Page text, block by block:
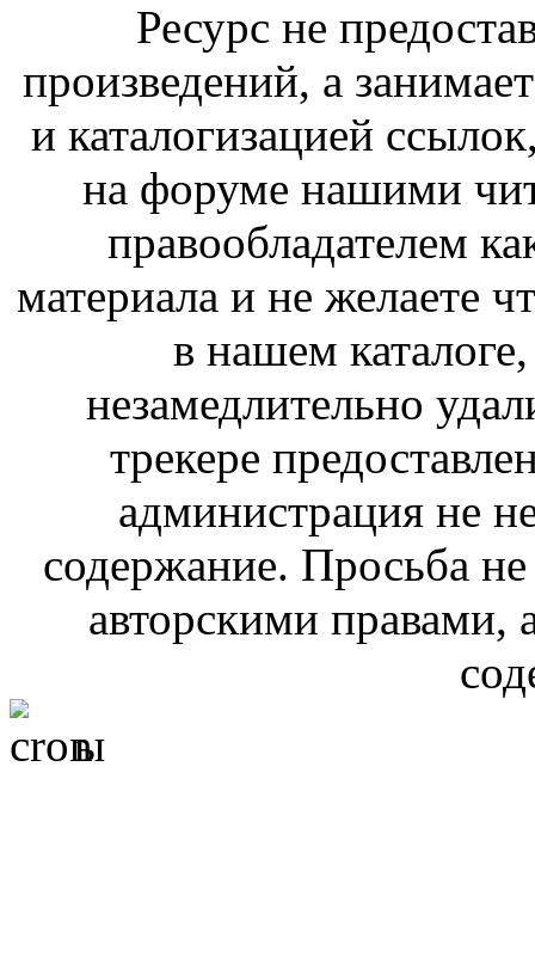
Ресурс не
произведений, а
и каталогизацией
на форуме нашими
правообладателем
материала и не желаете
в нашем
незамедлительно
трекере
администрация не
содержание. Просьба
авторскими правами,
ы